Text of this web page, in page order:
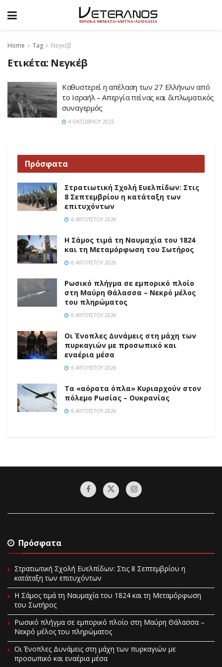
Home Tag Νεγκέβ
Ετικέτα: Νεγκέβ
Καθυστερεί η απέλαση των 27 Ελλήνων από
το Ισραήλ – Απεργία πείνας και διπλωματικός
συναγερμός
4 ΟΚΤΩΒΡΊΟΥ 2025
Πρόσφατα
Στρατιωτική Σχολή Ευελπίδων: Στις
8 Σεπτεμβρίου η κατάταξη των
επιτυχόντων
6 ΑΥΓΟΎΣΤΟΥ 2026
Η Σάμος τιμά τη Ναυμαχία του 1824
και τη Μεταμόρφωση του Σωτήρος
6 ΑΥΓΟΎΣΤΟΥ 2026
Ρωσικό πλήγμα σε εμπορικό πλοίο
στη Μαύρη Θάλασσα – Νεκρό μέλος
του πληρώματος
6 ΑΥΓΟΎΣΤΟΥ 2026
Οι Ένοπλες Δυνάμεις στη μάχη των
πυρκαγιών με προσωπικό και
εναέρια μέσα
6 ΑΥΓΟΎΣΤΟΥ 2026
Τα «αόρατα όπλα» Κυριαρχούν στον
πόλεμο Ρωσίας – Ουκρανίας
6 ΑΥΓΟΎΣΤΟΥ 2026
Πρόσφατα
Στρατιωτική Σχολή Ευελπίδων: Στις 8 Σεπτεμβρίου η
κατάταξη των επιτυχόντων
Η Σάμος τιμά τη Ναυμαχία του 1824 και τη Μεταμόρφωση
του Σωτήρος
Ρωσικό πλήγμα σε εμπορικό πλοίο στη Μαύρη Θάλασσα –
Νεκρό μέλος του πληρώματος
Οι Ένοπλες Δυνάμεις στη μάχη των πυρκαγιών με
προσωπικό και εναέρια μέσα